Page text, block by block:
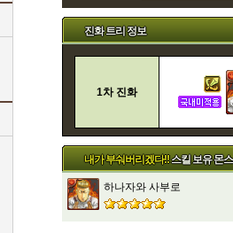
진화 트리 정보
1차 진화
내가 부숴버리겠다!!스킬 보유 몬
하나자와 사부로